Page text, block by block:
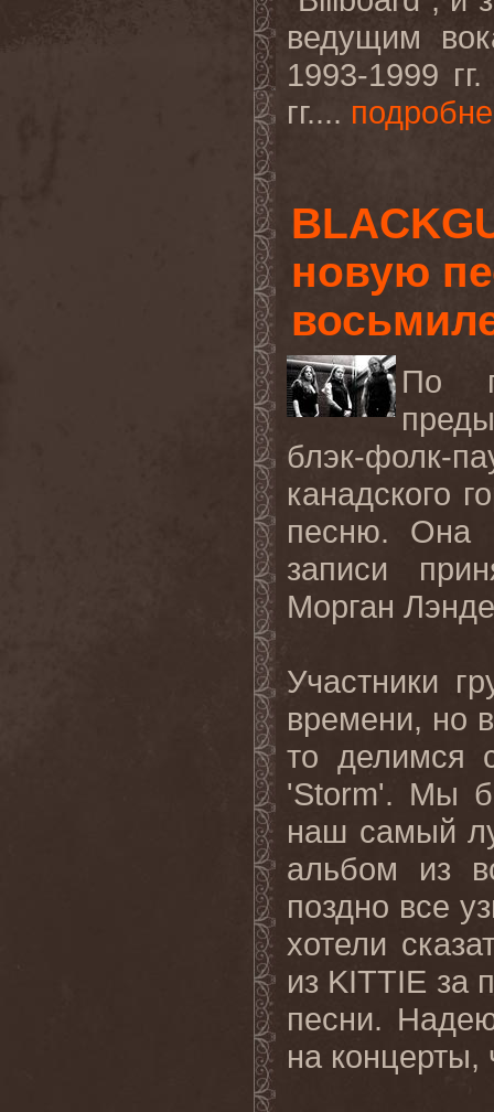
ведущим
1993-1999
гг....
новую
По
блэк-фолк-
канадского
песню. Она
записи
Морган
Участники
времени, но
то делимся
'Storm'. Мы
наш самый
альбом из
поздно все
хотели
из KITTIE за
песни.
на концерты,